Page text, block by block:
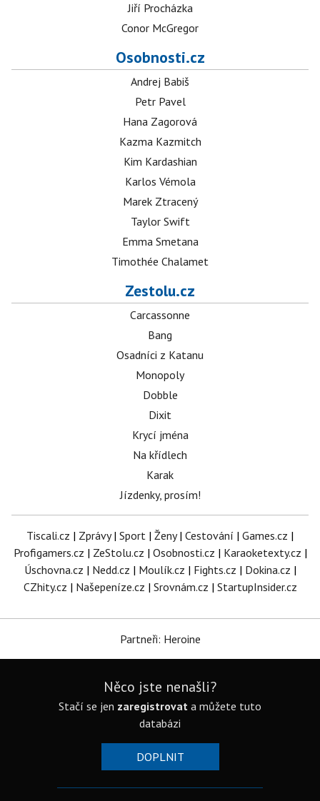
Jiří Procházka
Conor McGregor
Osobnosti.cz
Andrej Babiš
Petr Pavel
Hana Zagorová
Kazma Kazmitch
Kim Kardashian
Karlos Vémola
Marek Ztracený
Taylor Swift
Emma Smetana
Timothée Chalamet
Zestolu.cz
Carcassonne
Bang
Osadníci z Katanu
Monopoly
Dobble
Dixit
Krycí jména
Na křídlech
Karak
Jízdenky, prosím!
Tiscali.cz | Zprávy| Sport | Ženy| Cestování | Games.cz |
Profigamers.cz | ZeStolu.cz | Osobnosti.cz | Karaoketexty.cz |
Úschovna.cz | Nedd.cz | Moulík.cz | Fights.cz | Dokina.cz |
CZhity.cz | Našepeníze.cz | Srovnám.cz | StartupInsider.cz
Partneři: Heroine
Něco jste nenašli?
Stačí se jen zaregistrovat a můžete tuto
databázi
DOPLNIT